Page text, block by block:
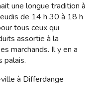
une longue tradition à
de 14 h 30 à 18 h
tous ceux qui
assortie à la
marchands. Il y en a
palais.
à Differdange